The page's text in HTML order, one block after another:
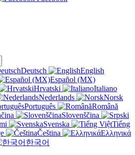
Deutsch
English
Español (MX)
Hrvatski
Italiano
Nederlands
Norsk
Português
Română
Slovenščina
Svenska
Tiếng
Čeština
Ελληνικά
한국어